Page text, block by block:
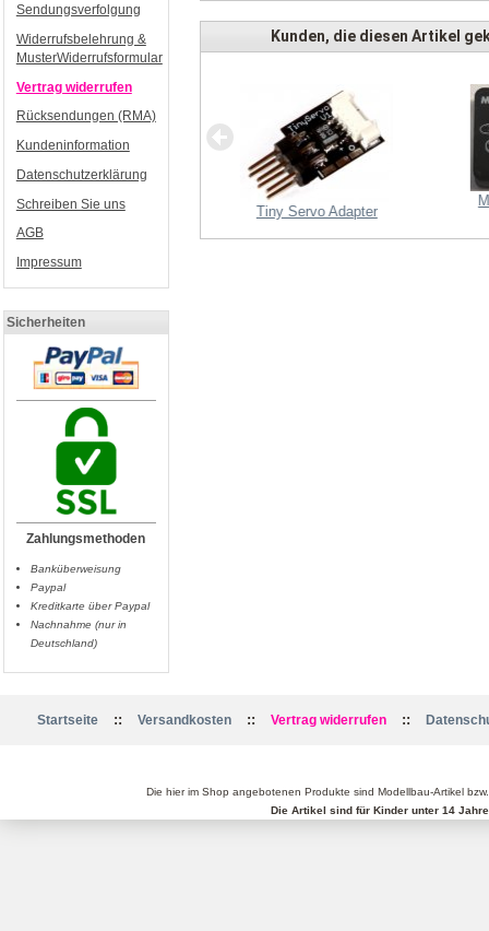
Sendungsverfolgung
Widerrufsbelehrung &
MusterWiderrufsformular
Vertrag widerrufen
Rücksendungen (RMA)
Kundeninformation
Datenschutzerklärung
Schreiben Sie uns
AGB
Impressum
Sicherheiten
Zahlungsmethoden
Banküberweisung
Paypal
Kreditkarte über Paypal
Nachnahme (nur in
Deutschland)
Kunden, die diesen Artikel
MK2832/35 V2
Tiny Servo Adapter
Startseite :: Versandkosten :: Vertrag widerrufen ::
Die hier im Shop angebotenen Produkte sind Modellbau-Artikel
Die Artikel sind für Kinder unter 14